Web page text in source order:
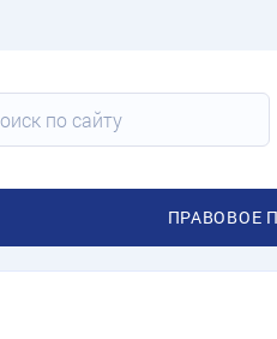
ПРАВОВОЕ